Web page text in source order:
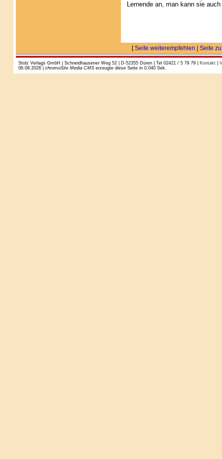
Lernende an, man kann sie
[Seite weiterempfehlen Seite
Stolz Verlags GmbH | Schneidhausener Weg 52 | D-52355 Düren | Tel 02421 / 5 79 79 | Kontakt|
06.08.2026 | chromoSite Media CMSerzeugte diese Seite in 0.040 Sek.